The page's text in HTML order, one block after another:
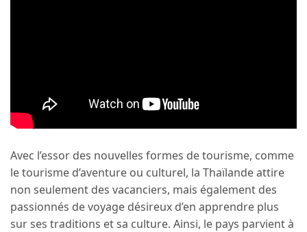
Avec l’essor des nouvelles formes de tourisme, comme
le tourisme d’aventure ou culturel, la Thaïlande attire
non seulement des vacanciers, mais également des
passionnés de voyage désireux d’en apprendre plus
sur ses traditions et sa culture. Ainsi, le pays parvient à